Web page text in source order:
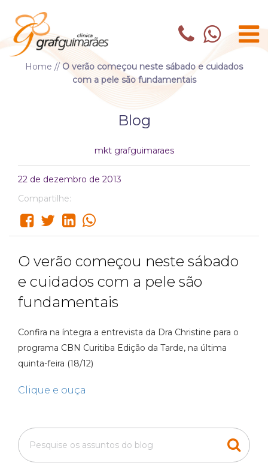
Home // O verão começou neste sábado e cuidados
com a pele são fundamentais
Blog
mkt grafguimaraes
22 de dezembro de 2013
Compartilhe:
O verão começou neste sábado
e cuidados com a pele são
fundamentais
Confira na íntegra a entrevista da Dra Christine para o
programa CBN Curitiba Edição da Tarde, na última
quinta-feira (18/12)
Clique e ouça